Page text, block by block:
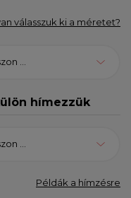
válasszuk ki a méretet?
...
hímezzük
...
Példák a hímzésre